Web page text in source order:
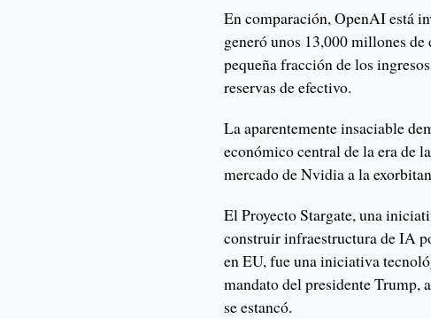
En comparación, OpenAI está
generó unos 13,000 millones de
pequeña fracción de los
reservas de efectivo.
La aparentemente insaciable
económico central de la era de
mercado de Nvidia a la
El Proyecto Stargate, una
construir infraestructura de IA
en EU, fue una iniciativa
mandato del presidente Trump,
se estancó.